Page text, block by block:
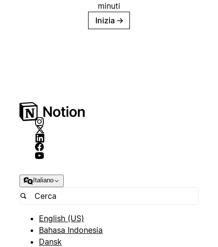
minuti
Inizia →
Italiano
English (US)
Bahasa Indonesia
Dansk